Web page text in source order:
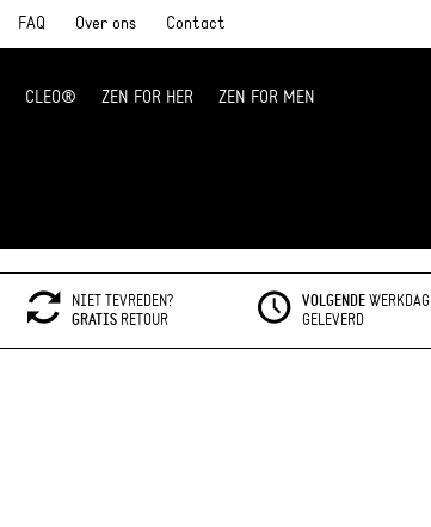
FAQ Over ons Contact
CLEO® ZEN FOR HER ZEN FOR MEN
NIET TEVREDEN?
GRATIS RETOUR
VOLGENDEWERKDAG
GELEVERD